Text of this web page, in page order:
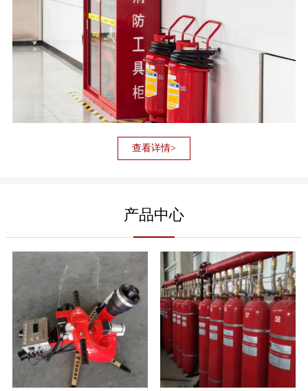
查看详情>
产品中心